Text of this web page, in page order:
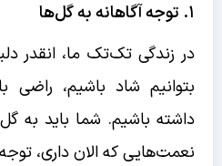
۱. توجه آگاهانه به گل‌ها
در زندگی تک‌تک ما،
بتوانیم شاد باشیم، راضی
داشته باشیم. شما باید به
نعمت‌هایی که الان داری،